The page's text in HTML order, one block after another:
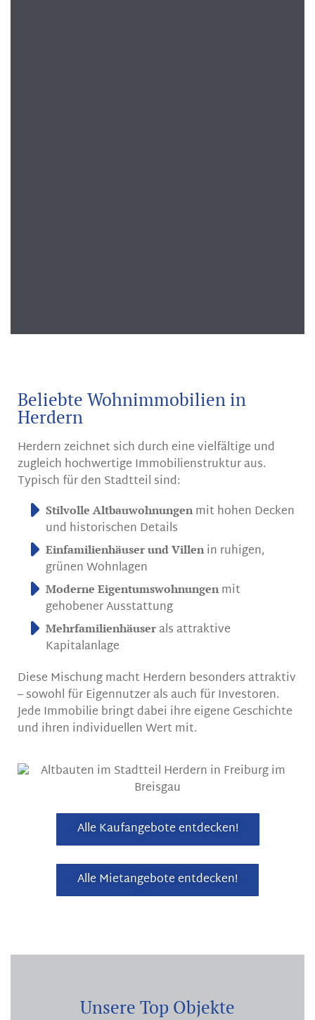
Beliebte Wohnimmobilien in
Herdern
Herdern zeichnet sich durch eine vielfältige und
zugleich hochwertige Immobilienstruktur aus.
Typisch für den Stadtteil sind:
Stilvolle Altbauwohnungen mit hohen Decken
und historischen Details
Einfamilienhäuser und Villen in ruhigen,
grünen Wohnlagen
Moderne Eigentumswohnungen mit
gehobener Ausstattung
Mehrfamilienhäuser als attraktive
Kapitalanlage
Diese Mischung macht Herdern besonders attraktiv
– sowohl für Eigennutzer als auch für Investoren.
Jede Immobilie bringt dabei ihre eigene Geschichte
und ihren individuellen Wert mit.
Alle Kaufangebote entdecken!
Alle Mietangebote entdecken!
Unsere Top Objekte